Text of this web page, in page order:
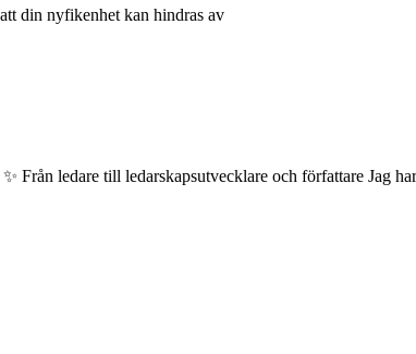
din nyfikenhet kan hindras av
ledare till ledarskapsutvecklare och författare Jag